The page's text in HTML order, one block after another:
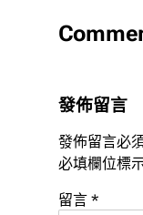
發佈留言
發佈留言必
必填欄位標
留言 *